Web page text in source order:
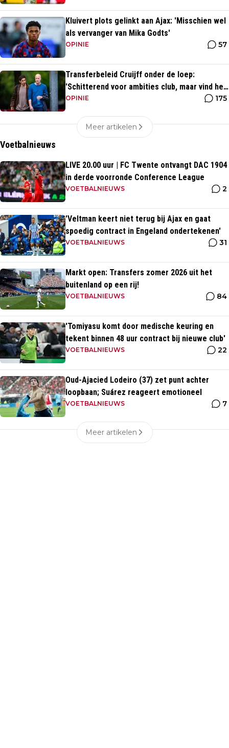
Kluivert plots gelinkt aan Ajax: 'Misschien wel
als vervanger van Mika Godts'
OPINIE 57
Transferbeleid Cruijff onder de loep:
'Schitterend voor ambities club, maar vind het
heel opvallend'
OPINIE 175
Meer artikelen
Voetbalnieuws
LIVE 20.00 uur | FC Twente ontvangt DAC 1904
in derde voorronde Conference League
VOETBALNIEUWS 2
'Veltman keert niet terug bij Ajax en gaat
spoedig contract in Engeland ondertekenen'
VOETBALNIEUWS 31
Markt open: Transfers zomer 2026 uit het
buitenland op een rij!
VOETBALNIEUWS 84
'Tomiyasu komt door medische keuring en
tekent binnen 48 uur contract bij nieuwe club'
VOETBALNIEUWS 22
Oud-Ajacied Lodeiro (37) zet punt achter
loopbaan; Suárez reageert emotioneel
VOETBALNIEUWS 7
Meer artikelen